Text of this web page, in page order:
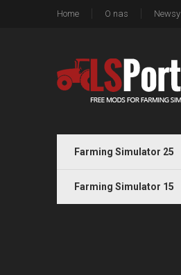
Home O nas Newsy
Farming Simulator 25
Farming Simulator 15